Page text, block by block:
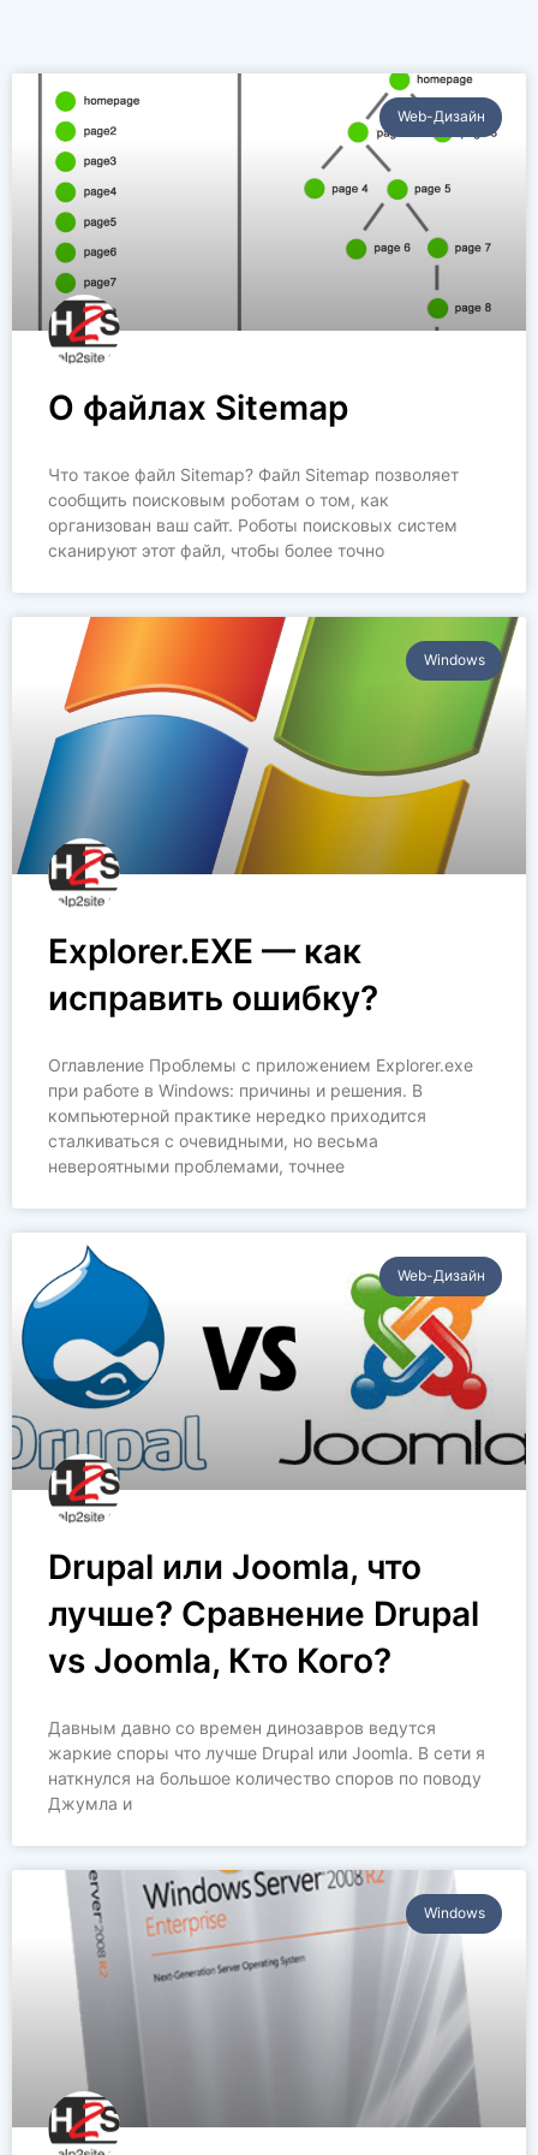
Web-Дизайн
О файлах Sitemap
Что такое файл Sitemap? Файл Sitemap позволяет
сообщить поисковым роботам о том, как
организован ваш сайт. Роботы поисковых систем
сканируют этот файл, чтобы более точно
Windows
Explorer.EXE — как
исправить ошибку?
Оглавление Проблемы с приложением Explorer.exe
при работе в Windows: причины и решения. В
компьютерной практике нередко приходится
сталкиваться с очевидными, но весьма
невероятными проблемами, точнее
Web-Дизайн
Drupal или Joomla, что
лучше? Сравнение Drupal
vs Joomla, Кто Кого?
Давным давно со времен динозавров ведутся
жаркие споры что лучше Drupal или Joomla. В сети я
наткнулся на большое количество споров по поводу
Джумла и
Windows